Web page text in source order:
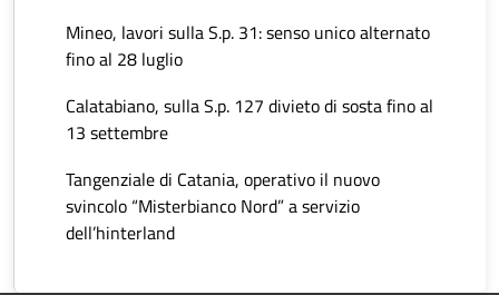
Mineo, lavori sulla S.p. 31: senso unico alternato
fino al 28 luglio
Calatabiano, sulla S.p. 127 divieto di sosta fino al
13 settembre
Tangenziale di Catania, operativo il nuovo
svincolo “Misterbianco Nord” a servizio
dell’hinterland